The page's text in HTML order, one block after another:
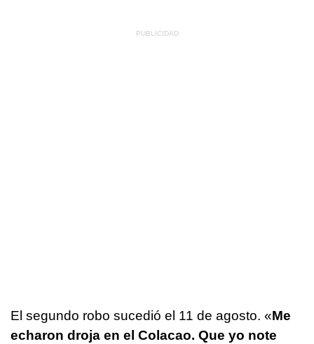
El segundo robo sucedió el 11 de agosto. «Me
echaron droja en el Colacao. Que yo note